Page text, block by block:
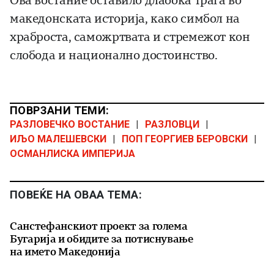
македонската историја, како симбол на
храброста, саможртвата и стремежот кон
слобода и национално достоинство.
ПОВРЗАНИ ТЕМИ:
РАЗЛОВЕЧКО ВОСТАНИЕ | РАЗЛОВЦИ |
ИЉО МАЛЕШЕВСКИ | ПОП ГЕОРГИЕВ БЕРОВСКИ |
ОСМАНЛИСКА ИМПЕРИЈА
ПОВЕЌЕ НА ОВАА ТЕМА:
Санстефанскиот проект за голема
Бугарија и обидите за потиснување
на името Македонија